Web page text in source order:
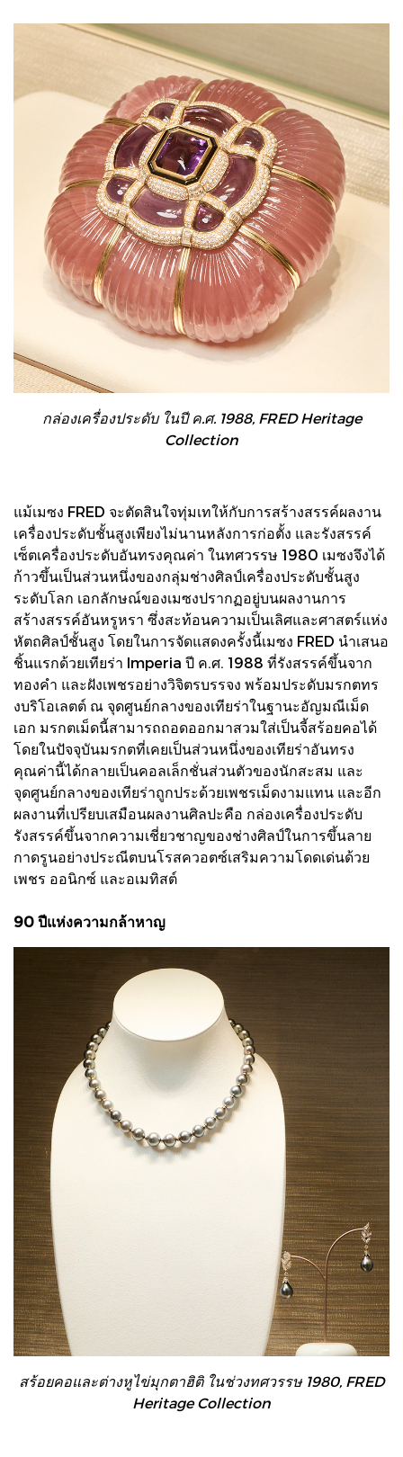
กล่องเครื่องประดับ ในปี ค.ศ. 1988, FRED Heritage
Collection
แม้เมซง FRED จะตัดสินใจทุ่มเทให้กับการสร้างสรรค์ผลงาน
เครื่องประดับชั้นสูงเพียงไม่นานหลังการก่อตั้ง และรังสรรค์
เซ็ตเครื่องประดับอันทรงคุณค่า ในทศวรรษ 1980 เมซงจึงได้
ก้าวขึ้นเป็นส่วนหนึ่งของกลุ่มช่างศิลป์เครื่องประดับชั้นสูง
ระดับโลก เอกลักษณ์ของเมซงปรากฏอยู่บนผลงานการ
สร้างสรรค์อันหรูหรา ซึ่งสะท้อนความเป็นเลิศและศาสตร์แห่ง
หัตถศิลป์ชั้นสูง โดยในการจัดแสดงครั้งนี้เมซง FRED นำเสนอ
ชิ้นแรกด้วยเทียร่า Imperia ปี ค.ศ. 1988 ที่รังสรรค์ขึ้นจาก
ทองคำ และฝังเพชรอย่างวิจิตรบรรจง พร้อมประดับมรกตทร
งบริโอเลตต์ ณ จุดศูนย์กลางของเทียร่าในฐานะอัญมณีเม็ด
เอก มรกตเม็ดนี้สามารถถอดออกมาสวมใส่เป็นจี้สร้อยคอได้
โดยในปัจจุบันมรกตที่เคยเป็นส่วนหนึ่งของเทียร่าอันทรง
คุณค่านี้ได้กลายเป็นคอลเล็กชั่นส่วนตัวของนักสะสม และ
จุดศูนย์กลางของเทียร่าถูกประด้วยเพชรเม็ดงามแทน และอีก
ผลงานที่เปรียบเสมือนผลงานศิลปะคือ กล่องเครื่องประดับ
รังสรรค์ขึ้นจากความเชี่ยวชาญของช่างศิลป์ในการขึ้นลาย
กาดรูนอย่างประณีตบนโรสควอตซ์เสริมความโดดเด่นด้วย
เพชร ออนิกซ์ และอเมทิสต์
90 ปีแห่งความกล้าหาญ
สร้อยคอและต่างหูไข่มุกตาฮิติ ในช่วงทศวรรษ 1980, FRED
Heritage Collection